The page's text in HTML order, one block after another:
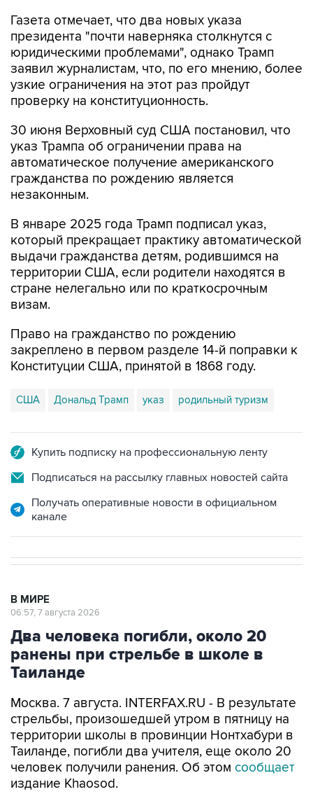
Газета отмечает, что два новых указа
президента "почти наверняка столкнутся с
юридическими проблемами", однако Трамп
заявил журналистам, что, по его мнению, более
узкие ограничения на этот раз пройдут
проверку на конституционность.
30 июня Верховный суд США постановил, что
указ Трампа об ограничении права на
автоматическое получение американского
гражданства по рождению является
незаконным.
В январе 2025 года Трамп подписал указ,
который прекращает практику автоматической
выдачи гражданства детям, родившимся на
территории США, если родители находятся в
стране нелегально или по краткосрочным
визам.
Право на гражданство по рождению
закреплено в первом разделе 14-й поправки к
Конституции США, принятой в 1868 году.
США Дональд Трамп указ родильный туризм
Купить подписку на профессиональную ленту
Подписаться на рассылку главных новостей сайта
Получать оперативные новости в официальном
канале
В МИРЕ
06:57, 7 августа 2026
Два человека погибли, около 20
ранены при стрельбе в школе в
Таиланде
Москва. 7 августа. INTERFAX.RU - В результате
стрельбы, произошедшей утром в пятницу на
территории школы в провинции Нонтхабури в
Таиланде, погибли два учителя, еще около 20
человек получили ранения. Об этом сообщает
издание Khaosod.